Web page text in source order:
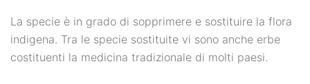
La specie è in grado di sopprimere e sostituire la flora
indigena. Tra le specie sostituite vi sono anche erbe
costituenti la medicina tradizionale di molti paesi.